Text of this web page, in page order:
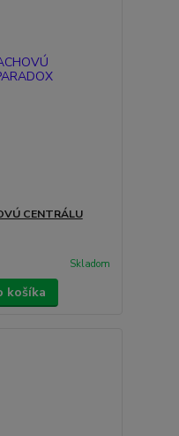
CENTRÁLU
Skladom
košíka